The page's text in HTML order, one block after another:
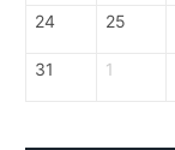
24 25
31 1